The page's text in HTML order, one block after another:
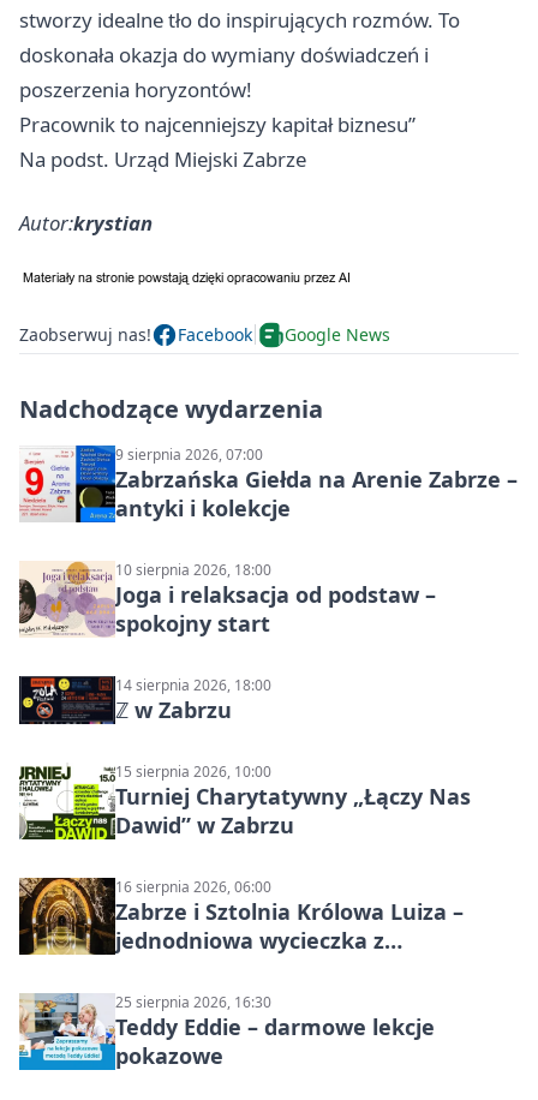
stworzy idealne tło do inspirujących rozmów. To
doskonała okazja do wymiany doświadczeń i
poszerzenia horyzontów!
Pracownik to najcenniejszy kapitał biznesu”
Na podst. Urząd Miejski Zabrze
Autor:krystian
Zaobserwuj nas! Facebook Google News
Nadchodzące wydarzenia
9 sierpnia 2026, 07:00
Zabrzańska Giełda na Arenie Zabrze –
antyki i kolekcje
10 sierpnia 2026, 18:00
Joga i relaksacja od podstaw –
spokojny start
14 sierpnia 2026, 18:00
ℤ w Zabrzu
15 sierpnia 2026, 10:00
Turniej Charytatywny „Łączy Nas
Dawid” w Zabrzu
16 sierpnia 2026, 06:00
Zabrze i Sztolnia Królowa Luiza –
jednodniowa wycieczka z
miasta
25 sierpnia 2026, 16:30
Teddy Eddie – darmowe lekcje
pokazowe